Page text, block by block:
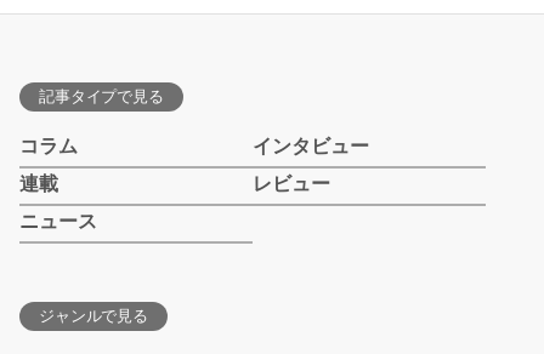
記事タイプで見る
コラム
インタビュー
連載
レビュー
ニュース
ジャンルで見る